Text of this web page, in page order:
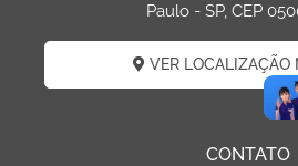
Paulo - SP, CEP
VER LOCALIZAÇÃO
CONTATO